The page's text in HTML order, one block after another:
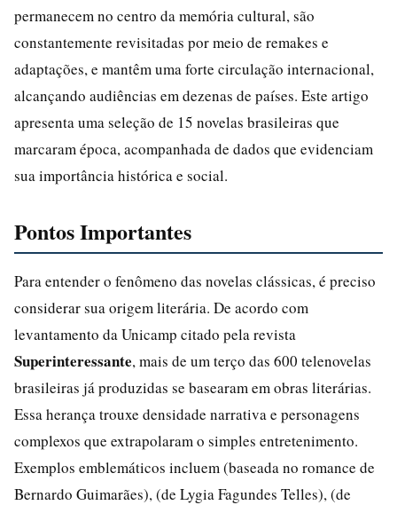
permanecem no centro da memória cultural, são
constantemente revisitadas por meio de remakes e
adaptações, e mantêm uma forte circulação internacional,
alcançando audiências em dezenas de países. Este artigo
apresenta uma seleção de 15 novelas brasileiras que
marcaram época, acompanhada de dados que evidenciam
sua importância histórica e social.
Pontos Importantes
Para entender o fenômeno das novelas clássicas, é preciso
considerar sua origem literária. De acordo com
levantamento da Unicamp citado pela revista
Superinteressante, mais de um terço das 600 telenovelas
brasileiras já produzidas se basearam em obras literárias.
Essa herança trouxe densidade narrativa e personagens
complexos que extrapolaram o simples entretenimento.
Exemplos emblemáticos incluem (baseada no romance de
Bernardo Guimarães), (de Lygia Fagundes Telles), (de